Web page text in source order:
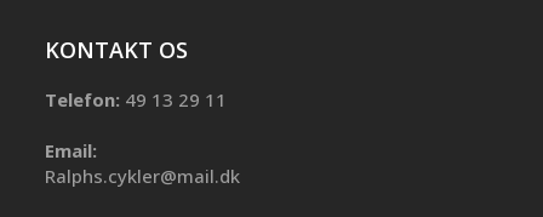
KONTAKT OS
Telefon: 49 13 29 11
Email:
Ralphs.cykler@mail.dk